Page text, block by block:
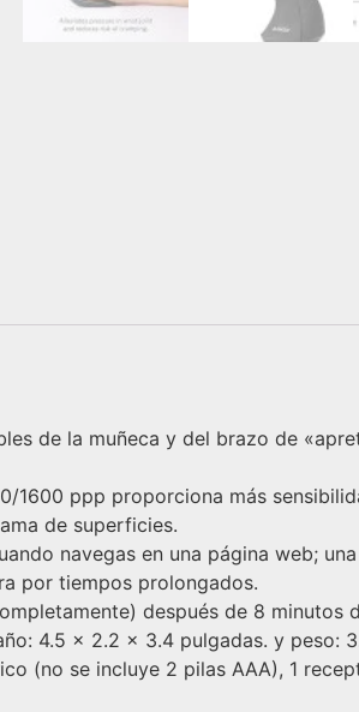
de la muñeca y del brazo de
ppp proporciona más
de superficies.
navegas en una página web;
por tiempos prolongados.
después de 8 minutos
4.5 x 2.2 x 3.4 pulgadas. y peso:
(no se incluye 2 pilas AAA), 1